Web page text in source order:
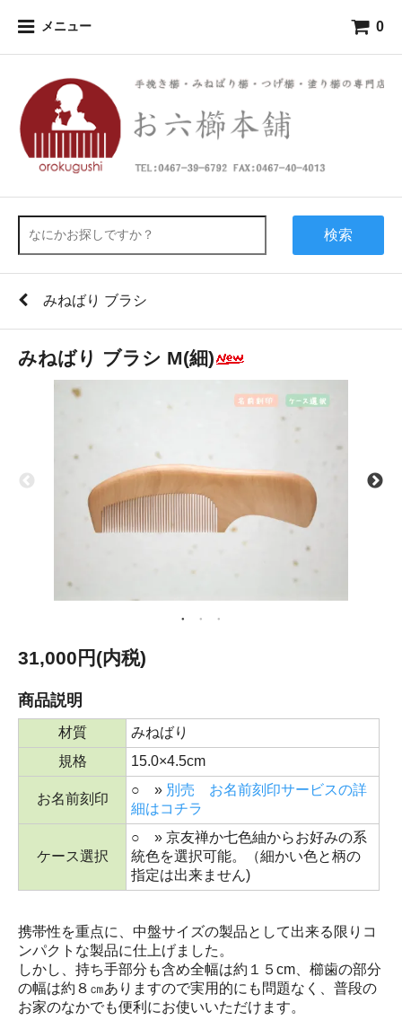
メニュー 0
検索
みねばり ブラシ
みねばり ブラシ M(細)
31,000円(内税)
商品説明
材質
みねばり
規格
15.0×4.5cm
お名前刻印
○ » 別売 お名前刻印サービスの詳
細はコチラ
ケース選択
○ » 京友禅か七色紬からお好みの系
統色を選択可能。（細かい色と柄の
指定は出来ません)
携帯性を重点に、中盤サイズの製品として出来る限りコ
ンパクトな製品に仕上げました。
しかし、持ち手部分も含め全幅は約１５cm、櫛歯の部分
の幅は約８㎝ありますので実用的にも問題なく、普段の
お家のなかでも便利にお使いいただけます。